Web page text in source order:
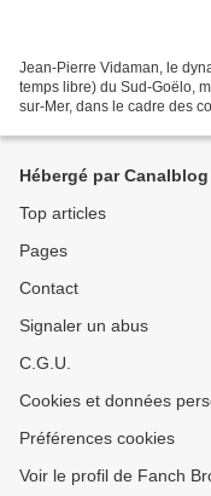
Jean-Pierre Vidaman, le
temps libre) du Sud-Goëlo,
sur-Mer, dans le cadre des
Hébergé par Canalblog
Top articles
Pages
Contact
Signaler un abus
C.G.U.
Cookies et données
Préférences cookies
Voir le profil de Fanch